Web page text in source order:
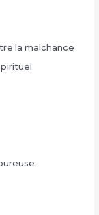
la malchance